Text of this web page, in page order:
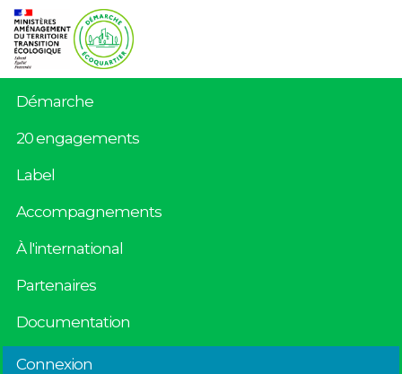
Démarche
20 engagements
Label
Accompagnements
À l'international
Partenaires
Documentation
Connexion